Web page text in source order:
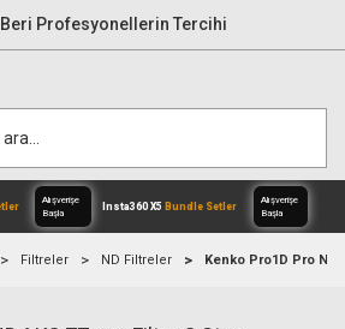
Profesyonellerin Tercihi
Filtreler ND Filtreler Kenko Pro1D Pro